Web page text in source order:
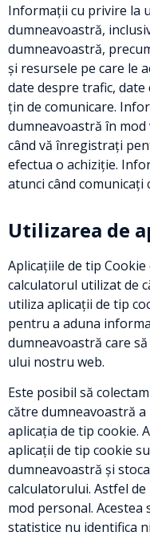
Informații cu privire la
dumneavoastră,
dumneavoastră,
și resursele pe care le
date despre trafic,
țin de comunicare.
dumneavoastră în
când vă înregistrați
efectua o achiziție.
atunci când comunicați
Utilizarea de
Aplicațiile de tip
calculatorul utilizat de
utiliza aplicații de tip
pentru a aduna
dumneavoastră care
ului nostru web.
Este posibil să
către dumneavoastră
aplicația de tip cookie.
aplicații de tip cookie
dumneavoastră și
calculatorului. Astfel
mod personal. Acestea
statistice nu identifica